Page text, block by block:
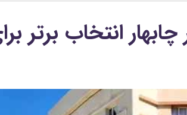
چابهار انتخاب